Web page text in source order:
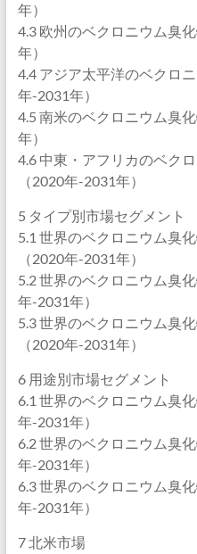
年）
4.3 欧州のベクロニウム臭
年）
4.4 アジア太平洋のベクロ
年-2031年）
4.5 南米のベクロニウム臭
年）
4.6 中東・アフリカのベク
（2020年-2031年）
5 タイプ別市場セグメント
5.1 世界のベクロニウム臭
（2020年-2031年）
5.2 世界のベクロニウム臭
年-2031年）
5.3 世界のベクロニウム臭
（2020年-2031年）
6 用途別市場セグメント
6.1 世界のベクロニウム臭
年-2031年）
6.2 世界のベクロニウム臭
年-2031年）
6.3 世界のベクロニウム臭
年-2031年）
7 北米市場